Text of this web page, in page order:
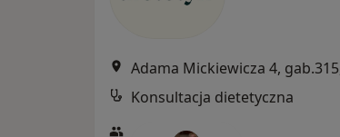
Adama Mickiewicza 4,
Konsultacja dietetyczna